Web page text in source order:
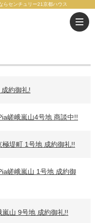
らセンチュリー21京都ハウス
約御礼!
嵯峨嵐山4号地 商談中!!
堤町 1号地 成約御礼!!
嵯峨嵐山 1号地 成約御
山 9号地 成約御礼!!